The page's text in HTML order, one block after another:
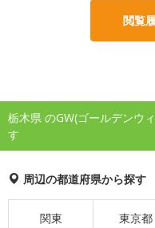
閲覧
栃木県 のGW(ゴールデンウ
す
周辺の都道府県から探す
関東 東京都